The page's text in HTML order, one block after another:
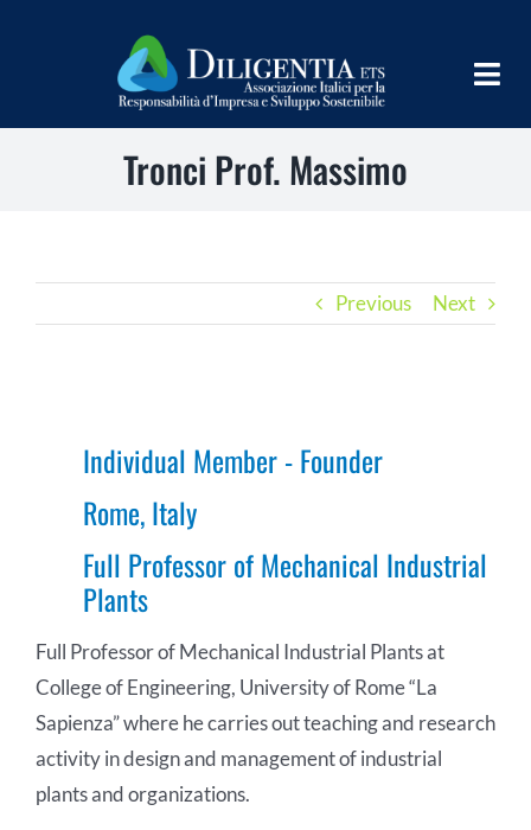
SHARE
PROGRAMS
COMMUNITY
Tronci Prof. Massimo
Previous Next
Individual Member - Founder
Rome, Italy
Full Professor of Mechanical Industrial
Plants
Full Professor of Mechanical Industrial Plants at
College of Engineering, University of Rome “La
Sapienza” where he carries out teaching and research
activity in design and management of industrial
plants and organizations.